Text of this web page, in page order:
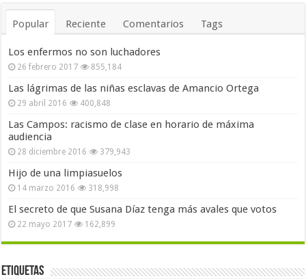
Popular Reciente Comentarios Tags
Los enfermos no son luchadores
26 febrero 2017 855,184
Las lágrimas de las niñas esclavas de Amancio Ortega
29 abril 2016 400,848
Las Campos: racismo de clase en horario de máxima
audiencia
28 diciembre 2016 379,943
Hijo de una limpiasuelos
14 marzo 2016 318,998
El secreto de que Susana Díaz tenga más avales que votos
22 mayo 2017 162,899
Etiquetas